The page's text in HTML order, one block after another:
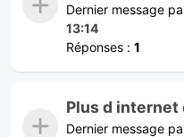
Dernier message
13:14
Réponses : 1
Plus d
Dernier message